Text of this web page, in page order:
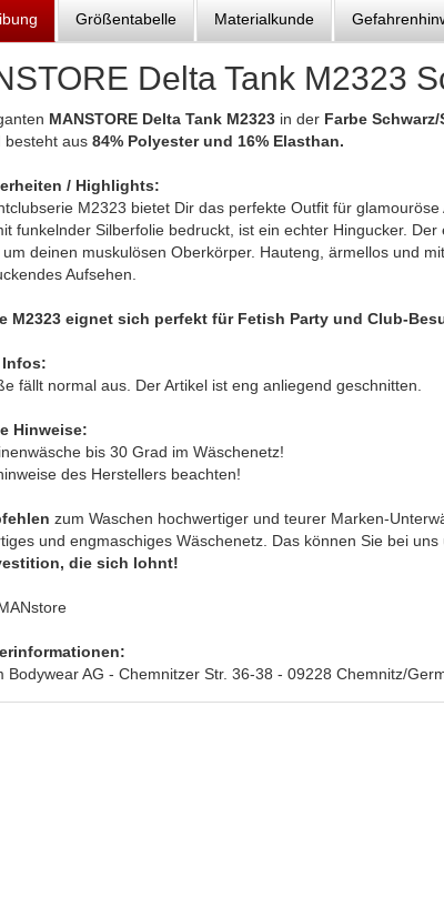
Größentabelle Materialkunde
Delta Tank M2323
MANSTORE Delta Tank M2323 in der Farbe
besteht aus 84% Polyester und 16% Elasthan.
/ Highlights:
M2323 bietet Dir das perfekte Outfit für
funkelnder Silberfolie bedruckt, ist ein echter Hingucker.
deinen muskulösen Oberkörper. Hauteng, ärmellos und
Aufsehen.
M2323 eignet sich perfekt für Fetish Party und Club-
fällt normal aus. Der Artikel ist eng anliegend geschnitten.
Hinweise:
bis 30 Grad im Wäschenetz!
des Herstellers beachten!
zum Waschen hochwertiger und teurer Marken-
und engmaschiges Wäschenetz. Das können Sie bei
die sich lohnt!
Bodywear AG - Chemnitzer Str. 36-38 - 09228 Chemnitz/